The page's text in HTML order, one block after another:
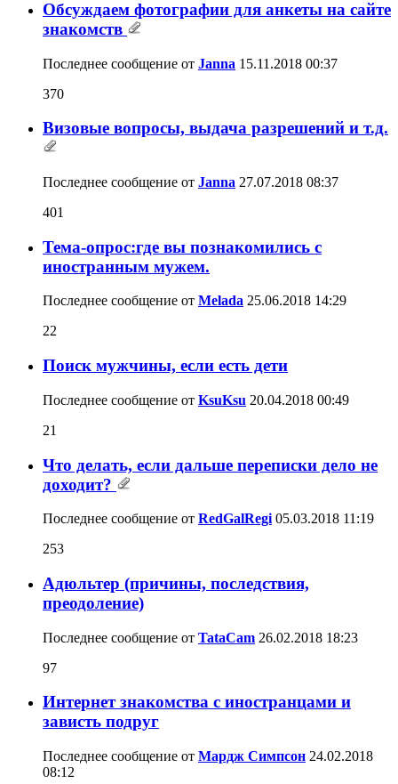
Обсуждаем фотографии для анкеты на сайте
знакомств
Последнее сообщение от Janna 15.11.2018 00:37
370
Визовые вопросы, выдача разрешений и т.д.
Последнее сообщение от Janna 27.07.2018 08:37
401
Тема-опрос:где вы познакомились с
иностранным мужем.
Последнее сообщение от Melada 25.06.2018 14:29
22
Поиск мужчины, если есть дети
Последнее сообщение от KsuKsu 20.04.2018 00:49
21
Что делать, если дальше переписки дело не
доходит?
Последнее сообщение от RedGalRegi 05.03.2018 11:19
253
Адюльтер (причины, последствия,
преодоление)
Последнее сообщение от TataCam 26.02.2018 18:23
97
Интернет знакомства с иностранцами и
зависть подруг
Последнее сообщение от Мардж Симпсон 24.02.2018
08:12